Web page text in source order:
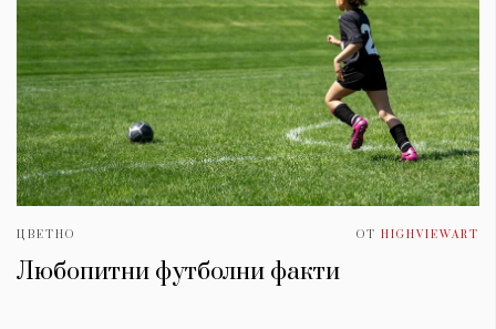
ЦВЕТНО ОТ HIGHVIEWART
Любопитни футболни факти